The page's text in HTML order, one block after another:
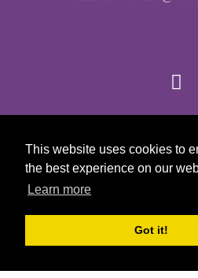
This website uses cookies to
the best experience on our
Learn more
Got it!
Girls on the Run - Todos los
POLÍTICA DE
Con la tecnología de